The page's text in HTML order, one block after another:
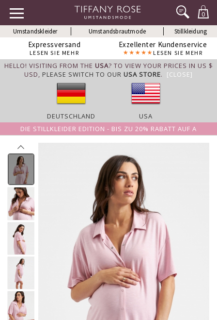
0
Umstandskleider Umstandsbrautmode Stillkleidung
Expressversand
LESEN SIE MEHR
Exzellenter Kundenservice
LESEN SIE MEHR
HELLO! VISITING FROM THE USA? TO VIEW YOUR PRICES IN US $
USD, PLEASE SWITCH TO OUR USA STORE. [CLOSE]
DEUTSCHLAND
USA
DIE STILLKLEIDER EDITION - BIS ZU 20% RABATT AUF A